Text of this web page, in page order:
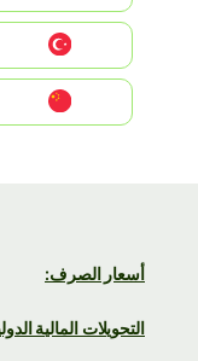
أسعار الصرف:
التحويلات المالية الدولية: